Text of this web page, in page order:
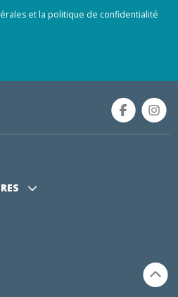
et la politique de confidentialité